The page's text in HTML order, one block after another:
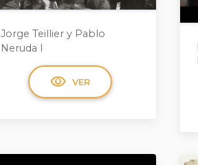
Jorge Teillier y Pablo
Neruda I
visibility VER